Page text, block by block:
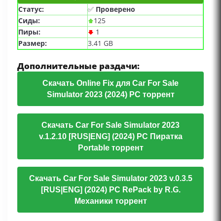
Статус: ✅ Проверено
Сиды:
125
Пиры:
1
Размер:
3.41 GB
Дополнительные раздачи:
Скачать Online Fix для Car For Sale
Simulator 2023 (2024) PC торрент
Скачать Car For Sale Simulator 2023
v.1.2.10 [RUS|ENG] (2024) PC Пиратка
Portable торрент
Скачать Car For Sale Simulator 2023 v.0.3.5
[RUS|ENG] (2024) PC RePack by R.G.
Механики торрент